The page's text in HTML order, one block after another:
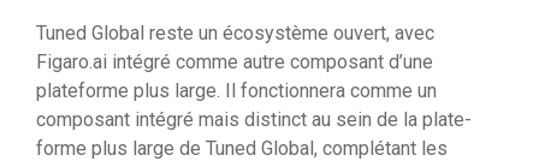
Tuned Global reste un écosystème ouvert, avec
Figaro.ai intégré comme autre composant d’une
plateforme plus large. Il fonctionnera comme un
composant intégré mais distinct au sein de la plate-
forme plus large de Tuned Global, complétant les